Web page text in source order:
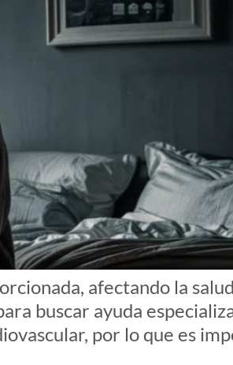
afectando la
buscar ayuda
por lo que es